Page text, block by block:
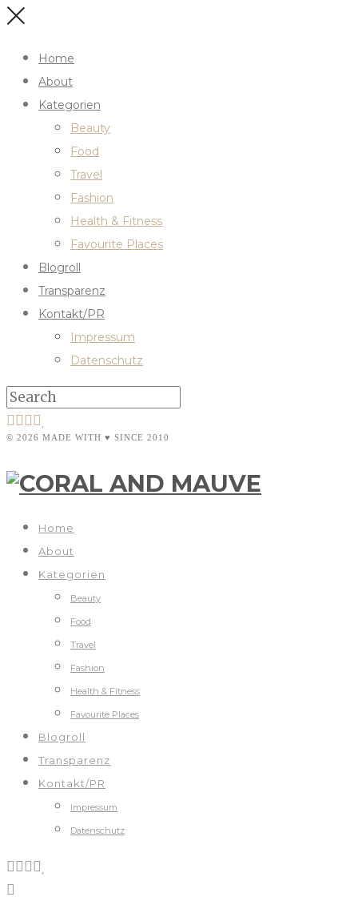
Home
About
Kategorien
Beauty
Food
Travel
Fashion
Health & Fitness
Favourite Places
Blogroll
Transparenz
Kontakt/PR
Impressum
Datenschutz
© 2026 MADE WITH ♥ SINCE 2010
Home
About
Kategorien
Beauty
Food
Travel
Fashion
Health & Fitness
Favourite Places
Blogroll
Transparenz
Kontakt/PR
Impressum
Datenschutz